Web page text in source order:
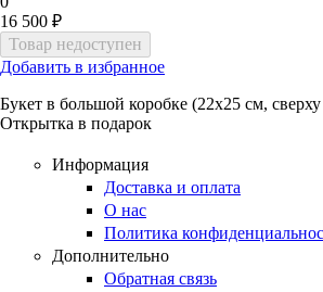
16 500 ₽
Добавить в избранное
Букет в большой коробке (22х25 см,
Открытка в подарок
Информация
Доставка и оплата
О нас
Политика
Дополнительно
Обратная связь